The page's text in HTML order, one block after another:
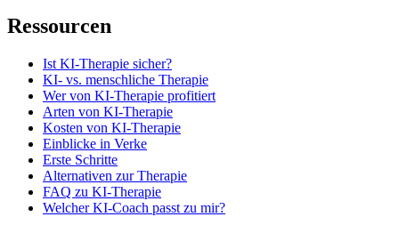
Ressourcen
Ist KI-Therapie sicher?
KI- vs. menschliche Therapie
Wer von KI-Therapie profitiert
Arten von KI-Therapie
Kosten von KI-Therapie
Einblicke in Verke
Erste Schritte
Alternativen zur Therapie
FAQ zu KI-Therapie
Welcher KI-Coach passt zu mir?